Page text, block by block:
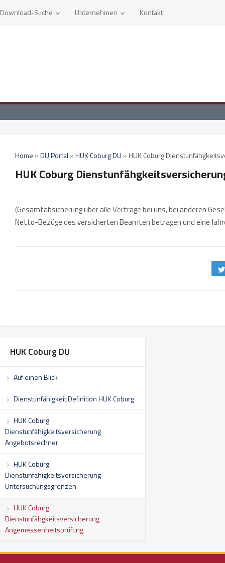
Download-Suche Unternehmen Kontakt
HUK Coburg DU
Auf einen Blick
Dienstunfähigkeit Definition HUK Coburg
HUK Coburg
Dienstunfähigkeitsversicherung
Angebotsrechner
HUK Coburg
Dienstunfähigkeitsversicherung
Untersuchungsgrenzen
HUK Coburg
Dienstunfähgkeitsversicherung
Angemessenheitsprüfung
Home »DU Portal »HUK Coburg DU » HUK Coburg
HUK Coburg
(Gesamtabsicherung über alle Verträge bei uns, bei anderen
Netto-Bezüge des versicherten Beamten betragen und eine